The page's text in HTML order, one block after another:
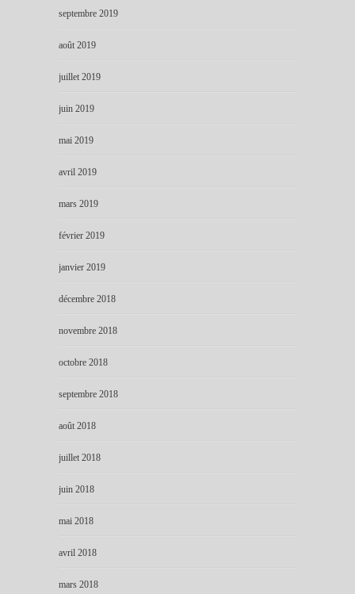
septembre 2019
août 2019
juillet 2019
juin 2019
mai 2019
avril 2019
mars 2019
février 2019
janvier 2019
décembre 2018
novembre 2018
octobre 2018
septembre 2018
août 2018
juillet 2018
juin 2018
mai 2018
avril 2018
mars 2018